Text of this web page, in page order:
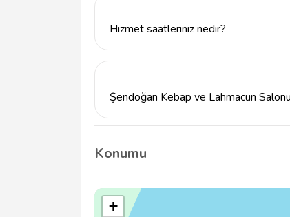
Hizmet saatleriniz nedir?
Şendoğan Kebap ve Lahmacun
Evet, özel günler için rezervasyon
Konumu
+